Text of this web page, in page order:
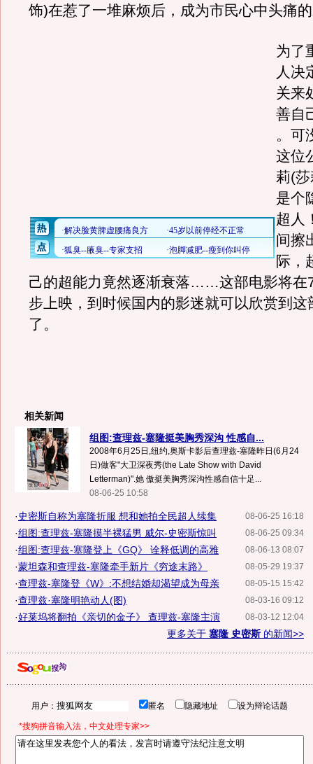
饰)在惹了一堆麻烦后，成为市民心中头痛
为了
人决
关来
善自
。可
这位
莉(
是个
超人
间擦
际，
己的超能力竟然逐渐衰落……这部电影将在
步上映，到时候国内的影迷就可以欣赏到这
了。
相关新闻
组图:查理兹-塞隆挺美胸秀深沟 性感自...
2008年6月25日,纽约,奥斯卡影后查理兹-塞隆昨日(6月24
日)做客"大卫深夜秀(the Late Show with David
Letterman)".她 傲挺美胸秀深沟性感自信十足...
08-06-25 10:58
08-06-25 16:18
· 史密斯自称为塞隆折服 想和她拍全民超人续集
08-06-25 09:34
·组图:查理兹-塞隆摸半裸猛男 威尔-史密斯惊叫
08-06-13 08:07
·组图:查理兹-塞隆登上《GQ》 诠释低调的高雅
08-05-29 19:37
·蒙坦森和查理兹-塞隆牵手新片《穷途末路》
08-05-15 15:42
·查理兹-塞隆登《W》:不想结婚却渴望成为母亲
08-03-16 09:12
·查理兹·塞隆明艳动人(图)
08-03-12 12:04
·好莱坞将翻拍《亲切的金子》 查理兹-塞隆主演
更多关于 塞隆 史密斯的新闻>>
用户： 匿名 隐藏地址 设为辩论话题
*搜狗拼音输入法，中文处理专家>>